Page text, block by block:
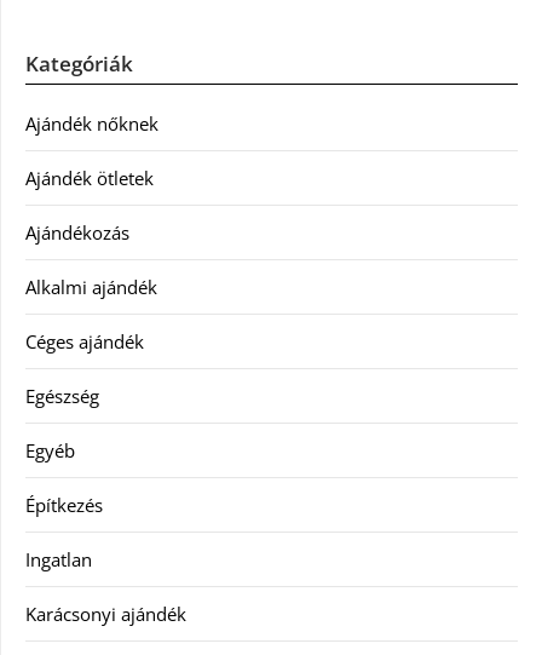
Kategóriák
Ajándék nőknek
Ajándék ötletek
Ajándékozás
Alkalmi ajándék
Céges ajándék
Egészség
Egyéb
Építkezés
Ingatlan
Karácsonyi ajándék